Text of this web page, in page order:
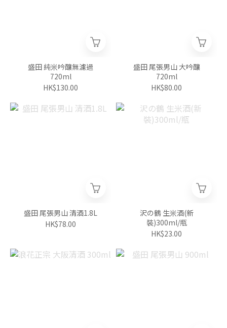
盛田 純米吟釀無濾過
720ml
HK$130.00
盛田 尾張男山 大吟釀
720ml
HK$80.00
盛田 尾張男山 清酒1.8L
HK$78.00
沢の鶴 生米酒(新
裝)300ml/瓶
HK$23.00